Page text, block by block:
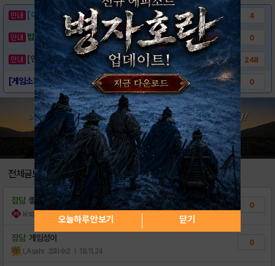
[이벤트] 웃음으로 매일매일 해피! 유머 게시.. 4
밥알이의 헝앱통신 ⑲ “밥알이, 드디어 멀티를.. 0
[안내] 헝그리앱 필수 상식! 밥알 획득 안내.. 248
[게임소개] - 버즈레이싱 0
전체글보기
잡담 좋은하루되세요~
kissbet 조회수:3 | 23.03.07
0
잡담 게임성이
LAsahi 조회수:2 | 18.11.24
0
오늘하루 안보기 닫기